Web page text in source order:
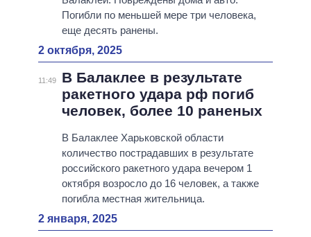
Погибли по меньшей мере три человека,
еще десять ранены.
2 октября, 2025
11:49
В Балаклее в результате
ракетного удара рф погиб
человек, более 10 раненых
В Балаклее Харьковской области
количество пострадавших в результате
российского ракетного удара вечером 1
октября возросло до 16 человек, а также
погибла местная жительница.
2 января, 2025